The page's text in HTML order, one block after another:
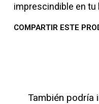
imprescindible en tu
COMPARTIR ESTE
También podría